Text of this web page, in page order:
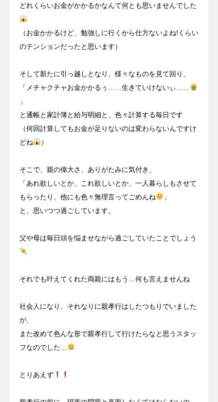
どれくらいお金がかかるかなんて何とも思いませんでした
（お金かかるけど、勉強しに行くから仕方ないよね!くらい
のテンションだったと思います）
そして新たに引っ越しとなり、様々なものを見て回り、
「メチャクチャお金かかるぅ……生きていけないぃ……
」
と通帳と家計簿と給与明細と、色々計算する毎日です
（何回計算してもお金が足りないのは変わらないんですけ
どね
）
そこで、親の偉大さ、ありがたみに気付き、
「あれ欲しいとか、これ欲しいとか、一人暮らしもさせて
もらったり、他にも色々無理言ってごめんね
」
と、思いつつ過ごしています。
父や母は毎日頭を悩ませながら過ごしていたことでしょう
それでも叶えてくれた両親にはもう…何も言えませんね
社会人になり、それなりに親孝行はしたつもりでいました
が、
また改めて色んな形で親孝行して行けたらなと思うスタッ
フなのでした…
とりあえず